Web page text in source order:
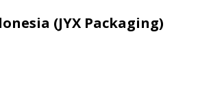
(JYX Packaging)